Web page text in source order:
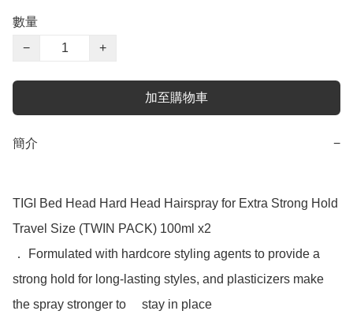
數量
−
+
加至購物車
簡介 −
TIGI Bed Head Hard Head Hairspray for Extra Strong Hold
Travel Size (TWIN PACK) 100ml x2
． Formulated with hardcore styling agents to provide a
strong hold for long-lasting styles, and plasticizers make
the spray stronger to 　stay in place